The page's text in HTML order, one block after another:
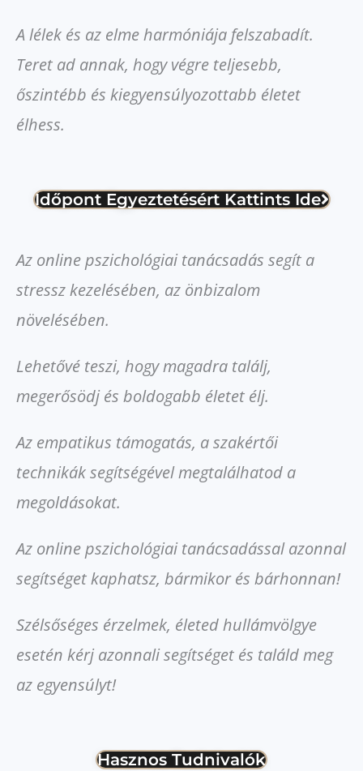
A lélek és az elme harmóniája felszabadít.
Teret ad annak, hogy végre teljesebb,
őszintébb és kiegyensúlyozottabb életet
élhess.
Időpont Egyeztetésért Kattints Ide
Az online pszichológiai tanácsadás segít a
stressz kezelésében, az önbizalom
növelésében.
Lehetővé teszi, hogy magadra találj,
megerősödj és boldogabb életet élj.
Az empatikus támogatás, a szakértői
technikák segítségével megtalálhatod a
megoldásokat.
Az online pszichológiai tanácsadással azonnal
segítséget kaphatsz, bármikor és bárhonnan!
Szélsőséges érzelmek, életed hullámvölgye
esetén kérj azonnali segítséget és találd meg
az egyensúlyt!
Hasznos Tudnivalók